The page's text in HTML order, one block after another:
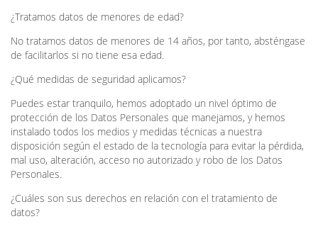
¿Tratamos datos de menores de edad?
No tratamos datos de menores de 14 años, por tanto, absténgase
de facilitarlos si no tiene esa edad.
¿Qué medidas de seguridad aplicamos?
Puedes estar tranquilo, hemos adoptado un nivel óptimo de
protección de los Datos Personales que manejamos, y hemos
instalado todos los medios y medidas técnicas a nuestra
disposición según el estado de la tecnología para evitar la pérdida,
mal uso, alteración, acceso no autorizado y robo de los Datos
Personales.
¿Cuáles son sus derechos en relación con el tratamiento de
datos?